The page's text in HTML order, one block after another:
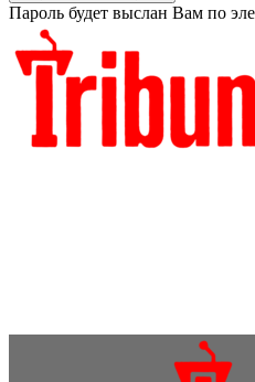
Пароль будет выслан Вам по